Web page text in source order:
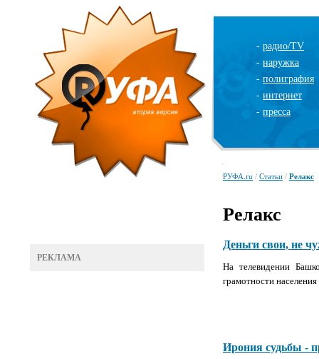
- радио/TV
- наружка
- полиграфия
- интернет
- пресса
РЕКЛАМА
РУФА.ru / Статьи / Релакс
Релакс
Деньги свои, не
На телевидении
грамотности населения
Ирония судьбы -